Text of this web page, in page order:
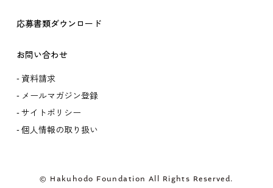
応募書類ダウンロード
お問い合わせ
資料請求
メールマガジン登録
サイトポリシー
個人情報の取り扱い
© Hakuhodo Foundation All Rights Reserved.